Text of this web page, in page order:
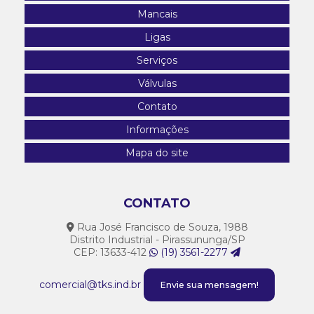
Mancais
Ligas
Serviços
Válvulas
Contato
Informações
Mapa do site
CONTATO
Rua José Francisco de Souza, 1988
Distrito Industrial - Pirassununga/SP
CEP: 13633-412
(19) 3561-2277
comercial@tks.ind.br Envie sua mensagem!